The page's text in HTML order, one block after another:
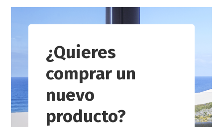
¿Quieres
comprar un
nuevo
producto?